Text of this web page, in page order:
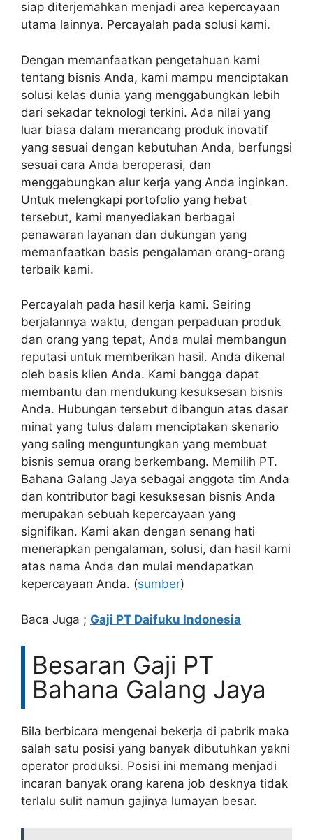
siap diterjemahkan menjadi area kepercayaan
utama lainnya. Percayalah pada solusi kami.
Dengan memanfaatkan pengetahuan kami
tentang bisnis Anda, kami mampu menciptakan
solusi kelas dunia yang menggabungkan lebih
dari sekadar teknologi terkini. Ada nilai yang
luar biasa dalam merancang produk inovatif
yang sesuai dengan kebutuhan Anda, berfungsi
sesuai cara Anda beroperasi, dan
menggabungkan alur kerja yang Anda inginkan.
Untuk melengkapi portofolio yang hebat
tersebut, kami menyediakan berbagai
penawaran layanan dan dukungan yang
memanfaatkan basis pengalaman orang-orang
terbaik kami.
Percayalah pada hasil kerja kami. Seiring
berjalannya waktu, dengan perpaduan produk
dan orang yang tepat, Anda mulai membangun
reputasi untuk memberikan hasil. Anda dikenal
oleh basis klien Anda. Kami bangga dapat
membantu dan mendukung kesuksesan bisnis
Anda. Hubungan tersebut dibangun atas dasar
minat yang tulus dalam menciptakan skenario
yang saling menguntungkan yang membuat
bisnis semua orang berkembang. Memilih PT.
Bahana Galang Jaya sebagai anggota tim Anda
dan kontributor bagi kesuksesan bisnis Anda
merupakan sebuah kepercayaan yang
signifikan. Kami akan dengan senang hati
menerapkan pengalaman, solusi, dan hasil kami
atas nama Anda dan mulai mendapatkan
kepercayaan Anda. (sumber)
Baca Juga ; Gaji PT Daifuku Indonesia
Besaran Gaji PT
Bahana Galang Jaya
Bila berbicara mengenai bekerja di pabrik maka
salah satu posisi yang banyak dibutuhkan yakni
operator produksi. Posisi ini memang menjadi
incaran banyak orang karena job desknya tidak
terlalu sulit namun gajinya lumayan besar.